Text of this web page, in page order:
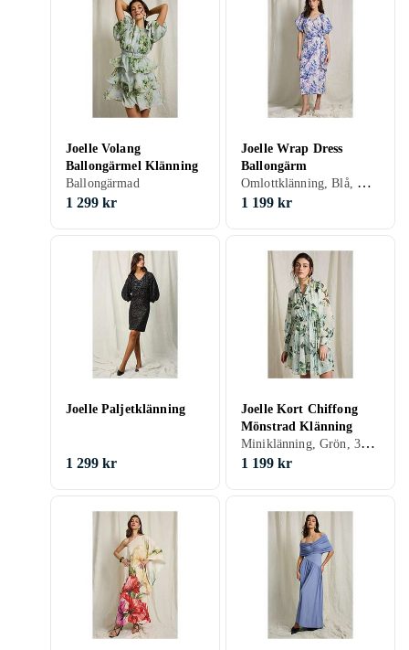
Joelle Volang
Ballongärmel Klänning
Ballongärmad
1 299 kr
Joelle Wrap Dress
Ballongärm
Omlottklänning, Blå, Orange, L, 48, 46, 34, 36, 38, 42, 44, Ballongärmad
1 199 kr
Joelle Paljetklänning
1 299 kr
Joelle Kort Chiffong
Mönstrad Klänning
Miniklänning, Grön, 34, 36
1 199 kr